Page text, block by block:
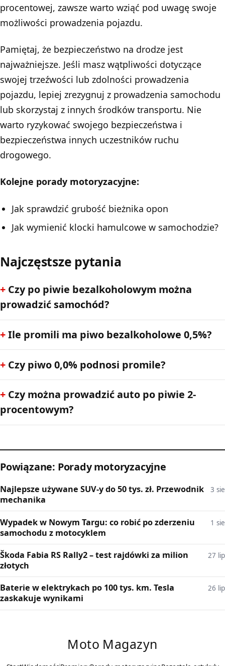
procentowej, zawsze warto wziąć pod uwagę swoje
możliwości prowadzenia pojazdu.
Pamiętaj, że bezpieczeństwo na drodze jest
najważniejsze. Jeśli masz wątpliwości dotyczące
swojej trzeźwości lub zdolności prowadzenia
pojazdu, lepiej zrezygnuj z prowadzenia samochodu
lub skorzystaj z innych środków transportu. Nie
warto ryzykować swojego bezpieczeństwa i
bezpieczeństwa innych uczestników ruchu
drogowego.
Kolejne porady motoryzacyjne:
Jak sprawdzić grubość bieżnika opon
Jak wymienić klocki hamulcowe w samochodzie?
Najczęstsze pytania
Czy po piwie bezalkoholowym można
prowadzić samochód?
Ile promili ma piwo bezalkoholowe 0,5%?
Czy piwo 0,0% podnosi promile?
Czy można prowadzić auto po piwie 2-
procentowym?
Powiązane: Porady motoryzacyjne
Najlepsze używane SUV-y do 50 tys. zł. Przewodnik
mechanika
3 sie
Wypadek w Nowym Targu: co robić po zderzeniu
samochodu z motocyklem
1 sie
Škoda Fabia RS Rally2 – test rajdówki za milion
złotych
27 lip
Baterie w elektrykach po 100 tys. km. Tesla
zaskakuje wynikami
26 lip
Moto Magazyn